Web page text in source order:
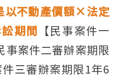
以不動產價額×法定
期間 【民事案件一
事案件二審辦案期限
三審辦案期限1年6